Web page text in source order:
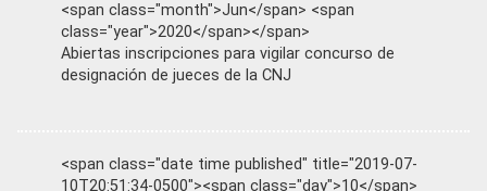
<span class="month">Jun</span> <span
class="year">2020</span></span>
Abiertas inscripciones para vigilar concurso de
designación de jueces de la CNJ
<span class="date time published" title="2019-07-
10T20:51:34-0500"><span class="day">10</span>